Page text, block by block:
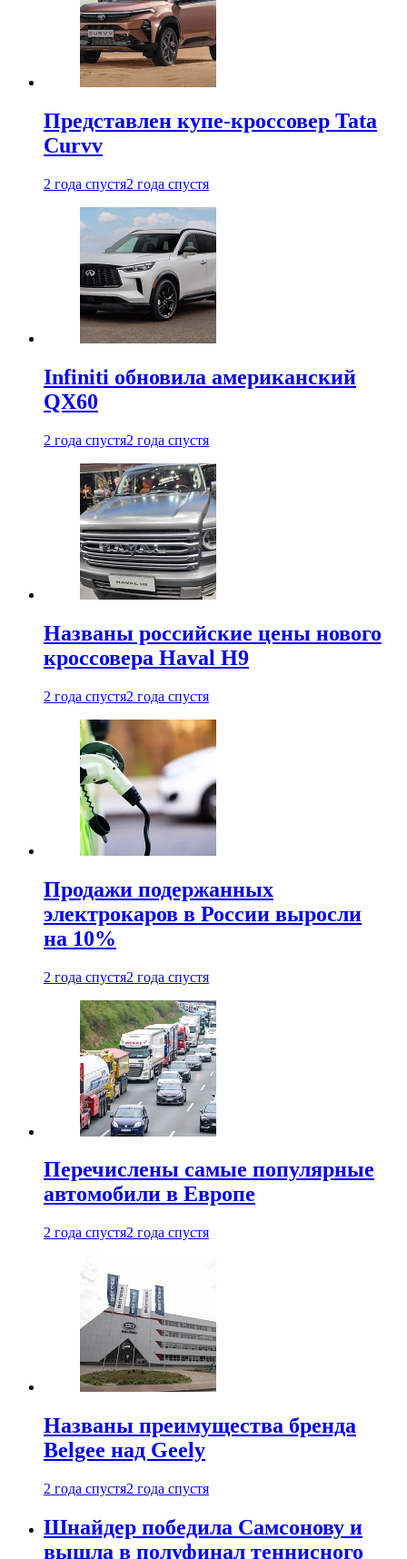
Представлен купе-кроссовер Tata
Curvv
2 года спустя2 года спустя
Infiniti обновила американский
QX60
2 года спустя2 года спустя
Названы российские цены нового
кроссовера Haval H9
2 года спустя2 года спустя
Продажи подержанных
электрокаров в России выросли
на 10%
2 года спустя2 года спустя
Перечислены самые популярные
автомобили в Европе
2 года спустя2 года спустя
Названы преимущества бренда
Belgee над Geely
2 года спустя2 года спустя
Шнайдер победила Самсонову и
вышла в полуфинал теннисного